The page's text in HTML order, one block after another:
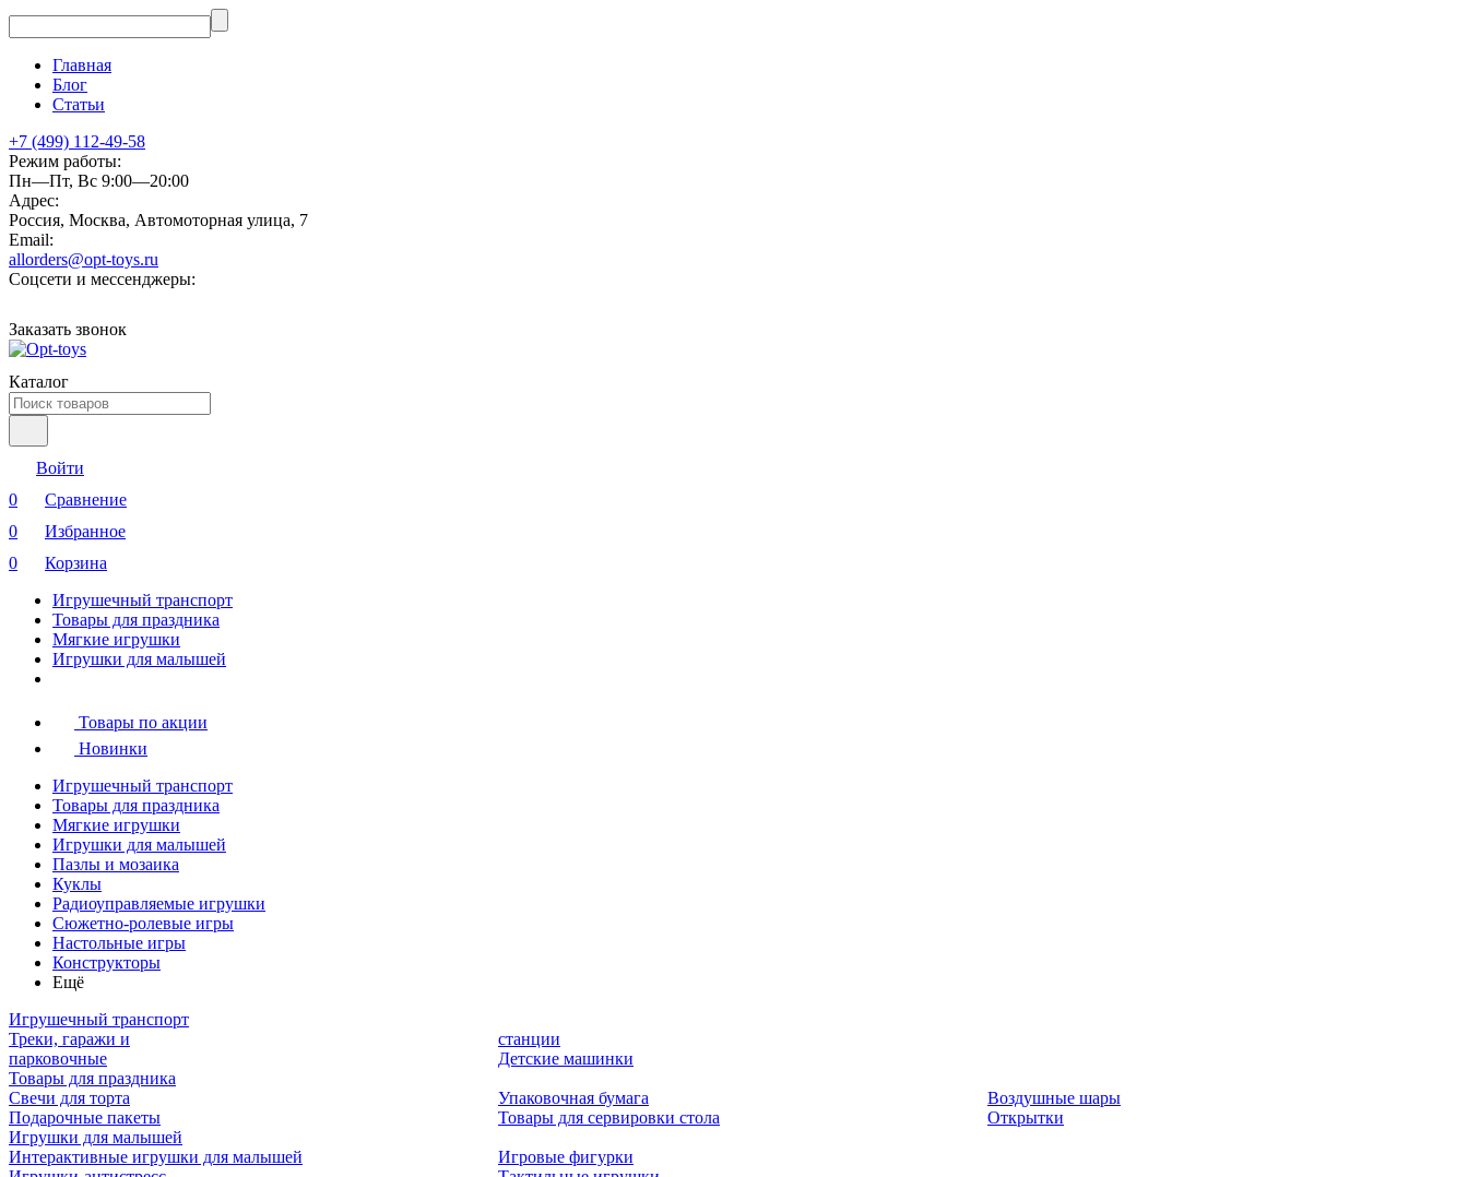
Главная
Блог
Статьи
+7 (499) 112-49-58
Режим работы:
Пн—Пт, Вс 9:00—20:00
Адрес:
Россия, Москва, Автомоторная улица, 7
Email:
allorders@opt-toys.ru
Соцсети и мессенджеры:
Заказать звонок
Каталог
Войти
0
Сравнение
0
Избранное
0
Корзина
Игрушечный транспорт
Товары для праздника
Мягкие игрушки
Игрушки для малышей
Товары по акции
Новинки
Игрушечный транспорт
Товары для праздника
Мягкие игрушки
Игрушки для малышей
Пазлы и мозаика
Куклы
Радиоуправляемые игрушки
Сюжетно-ролевые игры
Настольные игры
Конструкторы
Ещё
Игрушечный транспорт
Треки, гаражи и
парковочные
станции
Детские машинки
Товары для праздника
Свечи для торта
Подарочные пакеты
Упаковочная бумага
Товары для сервировки стола
Воздушные шары
Открытки
Игрушки для малышей
Интерактивные игрушки для малышей
Игровые фигурки